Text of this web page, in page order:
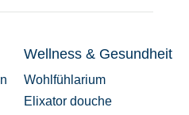
Wellness & Gesundheit
Wohlfühlarium
Elixator douche